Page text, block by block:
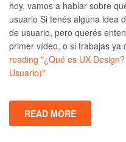
hoy, vamos a hablar sobre
usuario Si tenés alguna idea
de usuario, pero querés
primer vídeo, o si trabajas
reading "¿Qué es UX
Usuario)"
READ MORE